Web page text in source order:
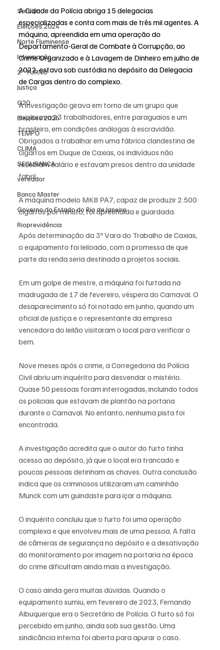
Serviço
Eleições 2024
Norte Fluminense
Informação
2º TURNO
Justiça
G20
Eleições 2026
TEMPO
CLIMA
SEGURANÇA
vereador
Banco Master
Governo do Estado do Rio de Janeiro
Rioprevidência
A Cidade da Polícia abriga 15 delegacias
especializadas e conta com mais de três mil agentes. A
máquina, apreendida em uma operação do
Departamento-Geral de Combate à Corrupção, ao
Crime Organizado e à Lavagem de Dinheiro em julho de
2022, estava sob custódia no depósito da Delegacia
de Cargas dentro do complexo.
A investigação girava em torno de um grupo que
explorava 23 trabalhadores, entre paraguaios e um
brasileiro, em condições análogas à escravidão.
Obrigados a trabalhar em uma fábrica clandestina de
cigarros em Duque de Caxias, os indivíduos não
recebiam salário e estavam presos dentro da unidade
fabril.
A máquina modelo MK8 PA7, capaz de produzir 2.500
cigarros por minuto, foi apreendida e guardada.
Após determinação da 3ª Vara do Trabalho de Caxias,
o equipamento foi leiloado, com a promessa de que
parte da renda seria destinada a projetos sociais.
Em um golpe de mestre, a máquina foi furtada na
madrugada de 17 de fevereiro, véspera do Carnaval. O
desaparecimento só foi notado em junho, quando um
oficial de justiça e o representante da empresa
vencedora do leilão visitaram o local para verificar o
bem.
Nove meses após o crime, a Corregedoria da Polícia
Civil abriu um inquérito para desvendar o mistério.
Quase 50 pessoas foram interrogadas, incluindo todos
os policiais que estavam de plantão na portaria
durante o Carnaval. No entanto, nenhuma pista foi
encontrada.
A investigação acredita que o autor do furto tinha
acesso ao depósito, já que o local era trancado e
poucas pessoas detinham as chaves. Outra conclusão
indica que os criminosos utilizaram um caminhão
Munck com um guindaste para içar a máquina.
O inquérito concluiu que o furto foi uma operação
complexa e que envolveu mais de uma pessoa. A falta
de câmeras de segurança no depósito e a desativação
do monitoramento por imagem na portaria na época
do crime dificultam ainda mais a investigação.
O caso ainda gera muitas dúvidas. Quando o
equipamento sumiu, em fevereiro de 2023, Fernando
Albuquerque era o Secretário de Polícia. O furto só foi
percebido em junho, ainda sob sua gestão. Uma
sindicância interna foi aberta para apurar o caso.